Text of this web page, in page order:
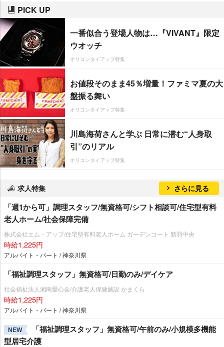
PICK UP
一番似合う登場人物は…『VIVANT』限定
ウオッチ
オリコンタイアップ特集
お値段そのまま45％増量！ファミマ夏の大
盤振る舞い
オリコンタイアップ特集
川島海荷さんと学ぶ 日常に潜む“人身取
引”のリアル
オリコンタイアップ特集
求人特集 さらに見る
「週1から可」調理スタッフ/無資格可/シフト相談可/住宅型有料
老人ホーム/社会保障完備
株式会社エム・アップ/住宅型有料老人ホーム ガーデンコート 新羽中央
時給1,225円
アルバイト・パート / 神奈川県
「福祉調理スタッフ」無資格可/日勤のみ/デイケア
社会福祉法人湘南愛心会/介護老人保健施設 かまくら
時給1,225円
アルバイト・パート / 神奈川県
NEW
「福祉調理スタッフ」無資格可/午前のみ/小規模多機能
型居宅介護